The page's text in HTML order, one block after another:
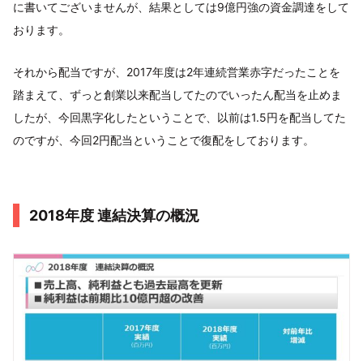
に書いてございませんが、結果としては9億円強の資金調達をして
おります。
それから配当ですが、2017年度は2年連続営業赤字だったことを
踏まえて、ずっと創業以来配当してたのでいったん配当を止めま
したが、今回黒字化したということで、以前は1.5円を配当してた
のですが、今回2円配当ということで復配をしております。
2018年度 連結決算の概況